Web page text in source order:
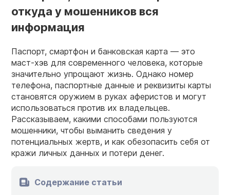
откуда у мошенников вся
информация
Паспорт, смартфон и банковская карта — это
маст-хэв для современного человека, которые
значительно упрощают жизнь. Однако номер
телефона, паспортные данные и реквизиты карты
становятся оружием в руках аферистов и могут
использоваться против их владельцев.
Рассказываем, какими способами пользуются
мошенники, чтобы выманить сведения у
потенциальных жертв, и как обезопасить себя от
кражи личных данных и потери денег.
Содержание статьи